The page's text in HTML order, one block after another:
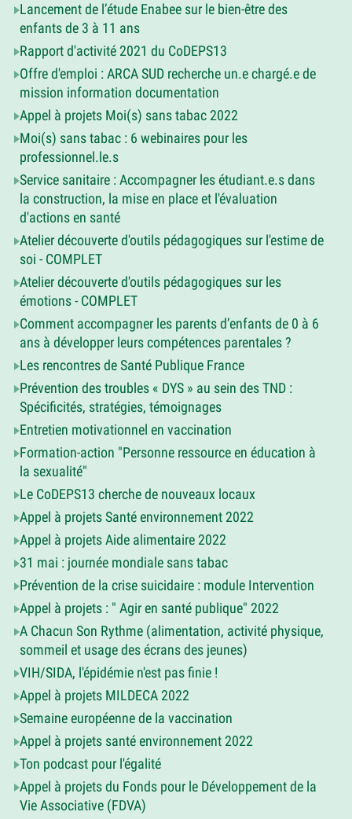
Lancement de l’étude Enabee sur le bien-être des
enfants de 3 à 11 ans
Rapport d'activité 2021 du CoDEPS13
Offre d'emploi : ARCA SUD recherche un.e chargé.e de
mission information documentation
Appel à projets Moi(s) sans tabac 2022
Moi(s) sans tabac : 6 webinaires pour les
professionnel.le.s
Service sanitaire : Accompagner les étudiant.e.s dans
la construction, la mise en place et l'évaluation
d'actions en santé
Atelier découverte d'outils pédagogiques sur l'estime de
soi - COMPLET
Atelier découverte d'outils pédagogiques sur les
émotions - COMPLET
Comment accompagner les parents d’enfants de 0 à 6
ans à développer leurs compétences parentales ?
Les rencontres de Santé Publique France
Prévention des troubles « DYS » au sein des TND :
Spécificités, stratégies, témoignages
Entretien motivationnel en vaccination
Formation-action "Personne ressource en éducation à
la sexualité"
Le CoDEPS13 cherche de nouveaux locaux
Appel à projets Santé environnement 2022
Appel à projets Aide alimentaire 2022
31 mai : journée mondiale sans tabac
Prévention de la crise suicidaire : module Intervention
Appel à projets : " Agir en santé publique" 2022
A Chacun Son Rythme (alimentation, activité physique,
sommeil et usage des écrans des jeunes)
VIH/SIDA, l'épidémie n'est pas finie !
Appel à projets MILDECA 2022
Semaine européenne de la vaccination
Appel à projets santé environnement 2022
Ton podcast pour l'égalité
Appel à projets du Fonds pour le Développement de la
Vie Associative (FDVA)